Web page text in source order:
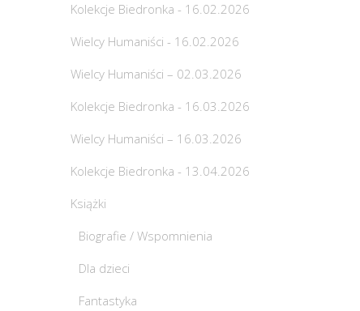
Kolekcje Biedronka - 16.02.2026
Wielcy Humaniści - 16.02.2026
Wielcy Humaniści – 02.03.2026
Kolekcje Biedronka - 16.03.2026
Wielcy Humaniści – 16.03.2026
Kolekcje Biedronka - 13.04.2026
Książki
Biografie / Wspomnienia
Dla dzieci
Fantastyka